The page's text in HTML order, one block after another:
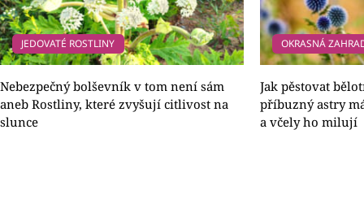
JEDOVATÉ ROSTLINY
Nebezpečný bolševník v tom není sám
aneb Rostliny, které zvyšují citlivost na
slunce
OKRASNÁ
Jak pěstovat
příbuzný astry
a včely ho milují